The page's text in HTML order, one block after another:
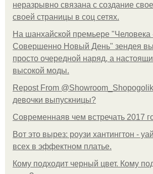
неразрывно связана с создание
своей страницы в соц сетях.
На шанхайской премьере "Человека
Совершенно Новый День" зендея
просто очередной наряд, а
высокой моды.
Repost From
девочки выпускницы?
Современнаяв чем встречать 2017
Вот это вырез: роузи хантингтон -
всех в эффектном платьe.
Кому подходит черный цвет. Кому